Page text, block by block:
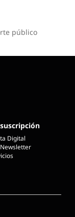
público
Digital